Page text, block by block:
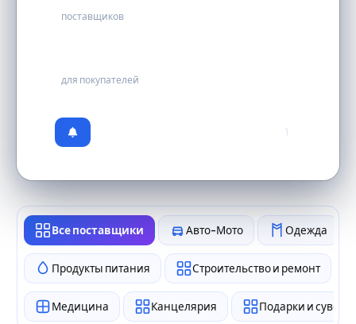
поставщиков
для покупателей
1
Все поставщики Авто-Мото Одежда
Продукты питания Строительство и ремонт
Медицина Канцелярия Подарки и